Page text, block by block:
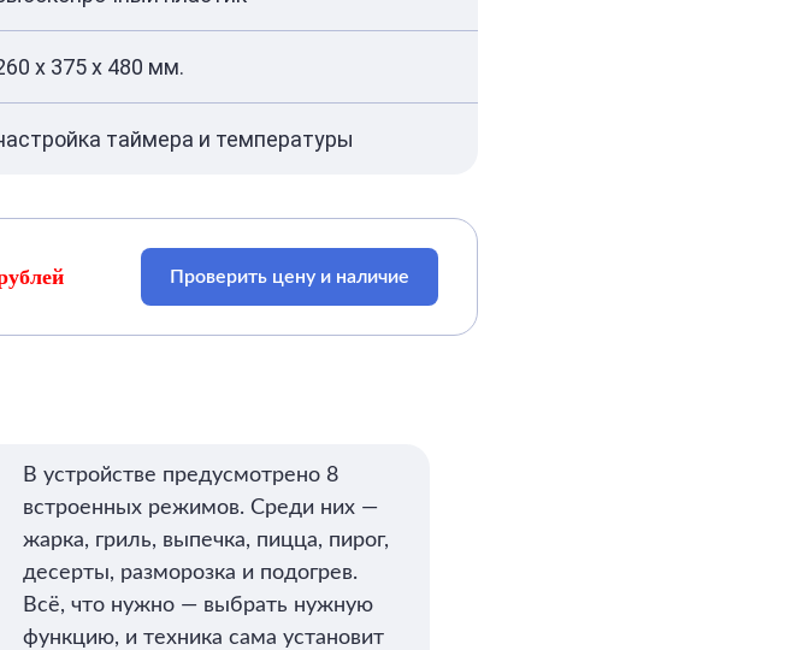
x 375 x 480 мм.
таймера и температуры
Проверить цену и наличие
В устройстве предусмотрено 8
встроенных режимов. Среди них —
жарка, гриль, выпечка, пицца, пирог,
десерты, разморозка и подогрев.
Всё, что нужно — выбрать нужную
функцию, и техника сама установит